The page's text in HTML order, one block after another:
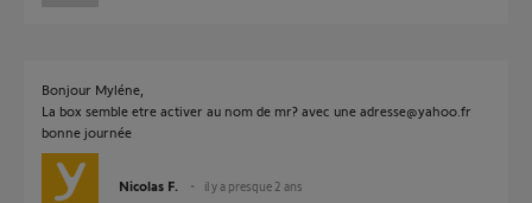
Bonjour Myléne,
La box semble etre activer au nom de mr? avec une adresse@yahoo.fr
bonne journée
Nicolas F. il y a presque 2 ans